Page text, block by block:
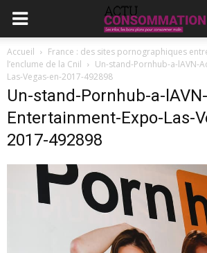
Accueil
France : des sites pornographiques
l’enclume de la Cnil
Un-stand-Pornhub-a-lAVN-
Las-Vegas-en-2017-492898
Un-stand-Pornhub-a-
Entertainment-Expo-Las-
2017-492898